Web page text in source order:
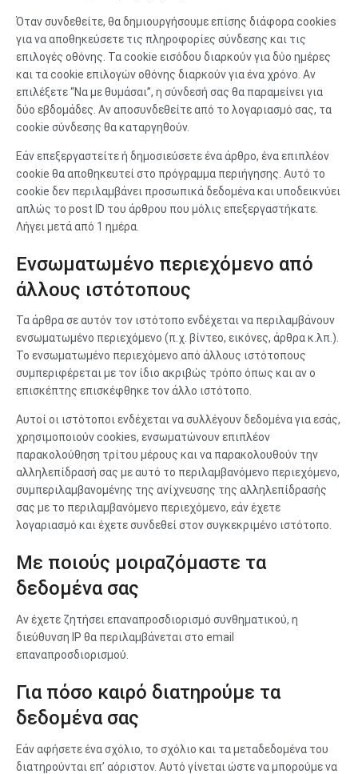
Όταν συνδεθείτε, θα δημιουργήσουμε επίσης διάφορα cookies
για να αποθηκεύσετε τις πληροφορίες σύνδεσης και τις
επιλογές οθόνης. Τα cookie εισόδου διαρκούν για δύο ημέρες
και τα cookie επιλογών οθόνης διαρκούν για ένα χρόνο. Αν
επιλέξετε “Να με θυμάσαι”, η σύνδεσή σας θα παραμείνει για
δύο εβδομάδες. Αν αποσυνδεθείτε από το λογαριασμό σας, τα
cookie σύνδεσης θα καταργηθούν.
Εάν επεξεργαστείτε ή δημοσιεύσετε ένα άρθρο, ένα επιπλέον
cookie θα αποθηκευτεί στο πρόγραμμα περιήγησης. Αυτό το
cookie δεν περιλαμβάνει προσωπικά δεδομένα και υποδεικνύει
απλώς το post ID του άρθρου που μόλις επεξεργαστήκατε.
Λήγει μετά από 1 ημέρα.
Ενσωματωμένο περιεχόμενο από
άλλους ιστότοπους
Τα άρθρα σε αυτόν τον ιστότοπο ενδέχεται να περιλαμβάνουν
ενσωματωμένο περιεχόμενο (π.χ. βίντεο, εικόνες, άρθρα κ.λπ.).
Το ενσωματωμένο περιεχόμενο από άλλους ιστότοπους
συμπεριφέρεται με τον ίδιο ακριβώς τρόπο όπως και αν ο
επισκέπτης επισκέφθηκε τον άλλο ιστότοπο.
Αυτοί οι ιστότοποι ενδέχεται να συλλέγουν δεδομένα για εσάς,
χρησιμοποιούν cookies, ενσωματώνουν επιπλέον
παρακολούθηση τρίτου μέρους και να παρακολουθούν την
αλληλεπίδρασή σας με αυτό το περιλαμβανόμενο περιεχόμενο,
συμπεριλαμβανομένης της ανίχνευσης της αλληλεπίδρασής
σας με το περιλαμβανόμενο περιεχόμενο, εάν έχετε
λογαριασμό και έχετε συνδεθεί στον συγκεκριμένο ιστότοπο.
Με ποιούς μοιραζόμαστε τα
δεδομένα σας
Αν έχετε ζητήσει επαναπροσδιορισμό συνθηματικού, η
διεύθυνση IP θα περιλαμβάνεται στο email
επαναπροσδιορισμού.
Για πόσο καιρό διατηρούμε τα
δεδομένα σας
Εάν αφήσετε ένα σχόλιο, το σχόλιο και τα μεταδεδομένα του
διατηρούνται επ’ αόριστον. Αυτό γίνεται ώστε να μπορούμε να